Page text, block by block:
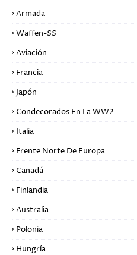
Armada
Waffen-SS
Aviación
Francia
Japón
Condecorados En La WW2
Italia
Frente Norte De Europa
Canadá
Finlandia
Australia
Polonia
Hungría